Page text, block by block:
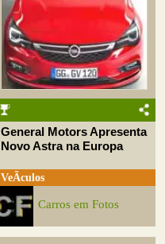
General Motors Apresenta
Novo Astra na Europa
VeÃ­culos
Carros em Fotos